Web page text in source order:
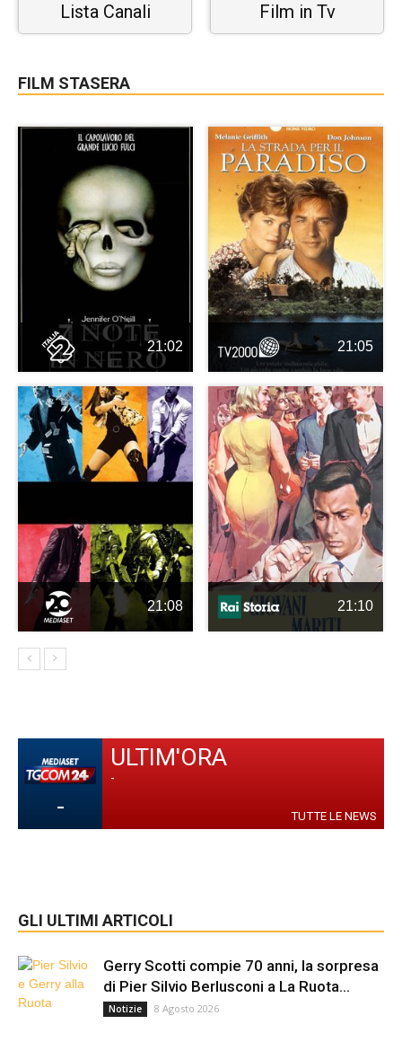
Lista Canali Film in Tv
FILM STASERA
21:02 21:05
21:08 21:10
-
ULTIM'ORA
-
TUTTE LE NEWS
GLI ULTIMI ARTICOLI
Gerry Scotti compie 70 anni, la sorpresa
di Pier Silvio Berlusconi a La Ruota...
Notizie 8 Agosto 2026